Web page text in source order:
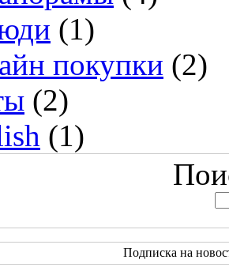
(1)
покупки (2)
(2)
(1)
Подписка на